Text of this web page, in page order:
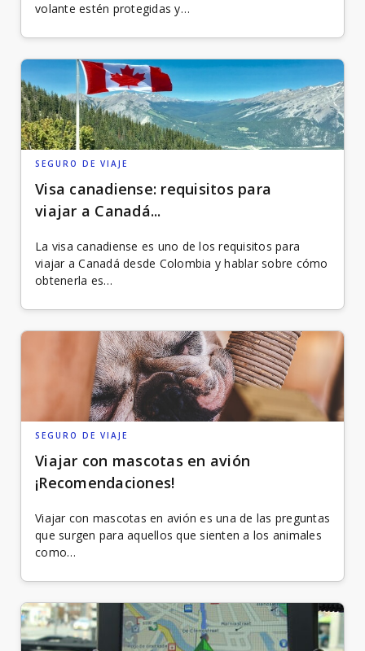
volante estén protegidas y…
SEGURO DE VIAJE
Visa canadiense: requisitos para
viajar a Canadá...
La visa canadiense es uno de los requisitos para
viajar a Canadá desde Colombia y hablar sobre cómo
obtenerla es…
SEGURO DE VIAJE
Viajar con mascotas en avión
¡Recomendaciones!
Viajar con mascotas en avión es una de las preguntas
que surgen para aquellos que sienten a los animales
como…